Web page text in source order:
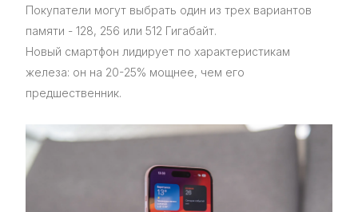
Покупатели могут выбрать один из трех вариантов
памяти - 128, 256 или 512 Гигабайт.
Новый смартфон лидирует по характеристикам
железа: он на 20-25% мощнее, чем его
предшественник.